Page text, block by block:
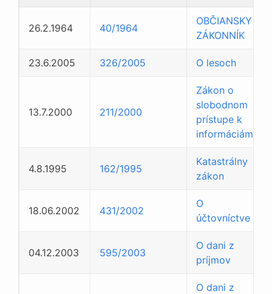
26.2.1964 40/1964
OBČIANSKY
ZÁKONNÍK
23.6.2005 326/2005 O lesoch
13.7.2000 211/2000
Zákon o
slobodnom
prístupe k
informáciám
4.8.1995 162/1995
Katastrálny
zákon
18.06.2002 431/2002
O
účtovníctve
04.12.2003 595/2003
O dani z
príjmov
O dani z